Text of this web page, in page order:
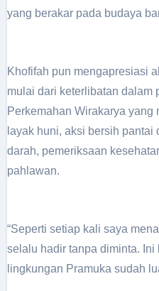
yang berakar pada budaya
Khofifah pun mengapresiasi
mulai dari keterlibatan dalam
Perkemahan Wirakarya yang
layak huni, aksi bersih
darah, pemeriksaan
pahlawan.
“Seperti setiap kali saya
selalu hadir tanpa diminta.
lingkungan Pramuka sudah